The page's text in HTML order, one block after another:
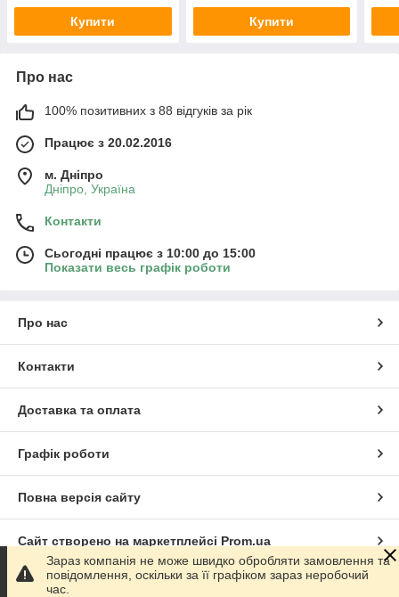
Купити Купити
Про нас
100% позитивних з 88 відгуків за рік
Працює з 20.02.2016
м. Дніпро
Дніпро, Україна
Контакти
Сьогодні працює з 10:00 до 15:00
Показати весь графік роботи
Про нас
Контакти
Доставка та оплата
Графік роботи
Повна версія сайту
Сайт створено на маркетплейсі Prom.ua
Політика конфіденційності
Зараз компанія не може швидко обробляти замовлення та
повідомлення, оскільки за її графіком зараз неробочий
час.